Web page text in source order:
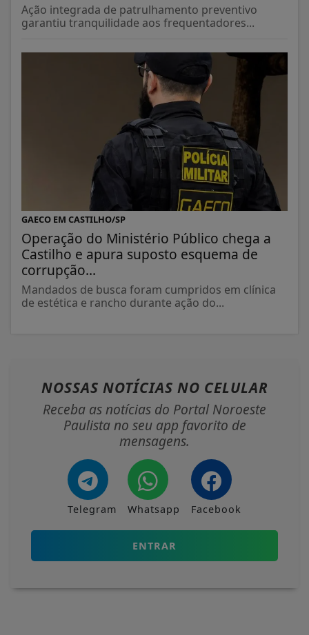
Ação integrada de patrulhamento preventivo
garantiu tranquilidade aos frequentadores...
GAECO EM CASTILHO/SP
Operação do Ministério Público chega a
Castilho e apura suposto esquema de
corrupção...
Mandados de busca foram cumpridos em clínica
de estética e rancho durante ação do...
NOSSAS NOTÍCIAS NO CELULAR
Receba as notícias do Portal Noroeste
Paulista no seu app favorito de
mensagens.
Telegram Whatsapp Facebook
ENTRAR